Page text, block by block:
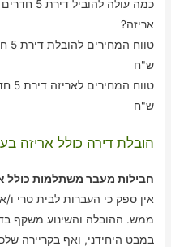
כמה עולה
אריזה?
ש"ח
ש"ח
הובלת דירה כולל אריזה
חבילות מעבר משתלמות כולל
אין ספק כי העברות לבית טרי ו/
ממש. ההובלה והשינוע משקף
במבט היחידני, ואף בקריירה